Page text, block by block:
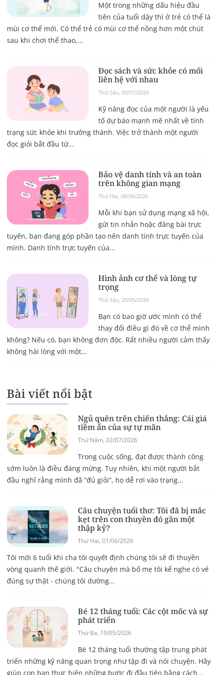
Một trong những dấu hiệu đầu
tiên của tuổi dậy thì ở trẻ có thể là
mùi cơ thể mới. Có thể trẻ có mùi cơ thể nồng hơn một chút
sau khi chơi thể thao,...
Đọc sách và sức khỏe có mối
liên hệ với nhau
Thứ Sáu, 03/07/2026
Kỹ năng đọc của một người là yếu
tố dự báo mạnh mẽ nhất về tình
trạng sức khỏe khi trưởng thành. Việc trở thành một người
đọc giỏi bắt đầu từ...
Bảo vệ danh tính và an toàn
trên không gian mạng
Thứ Hai, 08/06/2026
Mỗi khi bạn sử dụng mạng xã hội,
gửi tin nhắn hoặc đăng bài trực
tuyến, bạn đang góp phần tạo nên danh tính trực tuyến của
mình. Danh tính trực tuyến của...
Hình ảnh cơ thể và lòng tự
trọng
Thứ Sáu, 29/05/2026
Bạn có bao giờ ước mình có thể
thay đổi điều gì đó về cơ thể mình
không? Nếu có, bạn không đơn độc. Rất nhiều người cảm thấy
không hài lòng với một...
Bài viết nổi bật
Ngủ quên trên chiến thắng: Cái giá
tiềm ẩn của sự tự mãn
Thứ Năm, 02/07/2026
Trong cuộc sống, đạt được thành công
sớm luôn là điều đáng mừng. Tuy nhiên, khi một người bắt
đầu nghĩ rằng mình đã “đủ giỏi”, họ dễ rơi vào trạng...
Câu chuyện tuổi thơ: Tôi đã bị mắc
kẹt trên con thuyền đó gần một
thập kỷ?
Thứ Hai, 01/06/2026
Tôi mới 6 tuổi khi cha tôi quyết định chúng tôi sẽ đi thuyền
vòng quanh thế giới. "Câu chuyện mà bố mẹ tôi kể nghe có vẻ
đúng sự thật - chúng tôi dường...
Bé 12 tháng tuổi: Các cột mốc và sự
phát triển
Thứ Ba, 19/05/2026
Bé 12 tháng tuổi thường tập trung phát
triển những kỹ năng quan trọng như tập đi và nói chuyện. Hãy
giúp con bạn thực hiện những bước đi đầu tiên bằng cách...